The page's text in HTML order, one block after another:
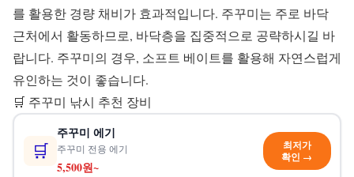
를 활용한 경량 채비가 효과적입니다. 주꾸미는 주로 바닥
근처에서 활동하므로, 바닥층을 집중적으로 공략하시길 바
랍니다. 주꾸미의 경우, 소프트 베이트를 활용해 자연스럽게
유인하는 것이 좋습니다.
🛒 주꾸미 낚시 추천 장비
🛒
주꾸미 에기
주꾸미 전용 에기
5,500원~
최저가
확인 →